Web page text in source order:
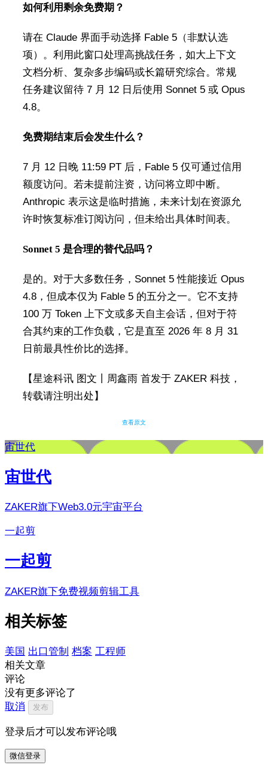
如何利用剩余免费期？
请在 Claude 界面手动选择 Fable 5（非默认选
项）。利用此窗口处理高挑战任务，如大上下文
文档分析、复杂多步编码或长篇研究综合。常规
任务建议留待 7 月 12 日后使用 Sonnet 5 或 Opus
4.8。
免费期结束后会发生什么？
7 月 12 日晚 11:59 PT 后，Fable 5 仅可通过信用
额度访问。若未提前注资，访问将立即中断。
Anthropic 表示这是临时措施，未来计划在资源允
许时恢复标准订阅访问，但未给出具体时间表。
Sonnet 5 是合理的替代品吗？
是的。对于大多数任务，Sonnet 5 性能接近 Opus
4.8，但成本仅为 Fable 5 的五分之一。它不支持
100 万 Token 上下文或多天自主会话，但对于符
合其约束的工作负载，它是直至 2026 年 8 月 31
日前最具性价比的选择。
【星途科讯 图文丨周鑫雨 首发于 ZAKER 科技，
转载请注明出处】
查看原文
宙世代
宙世代
ZAKER旗下Web3.0元宇宙平台
一起剪
一起剪
ZAKER旗下免费视频剪辑工具
相关标签
美国 出口管制 档案 工程师
相关文章
评论
没有更多评论了
取消
发布
登录后才可以发布评论哦
微信登录